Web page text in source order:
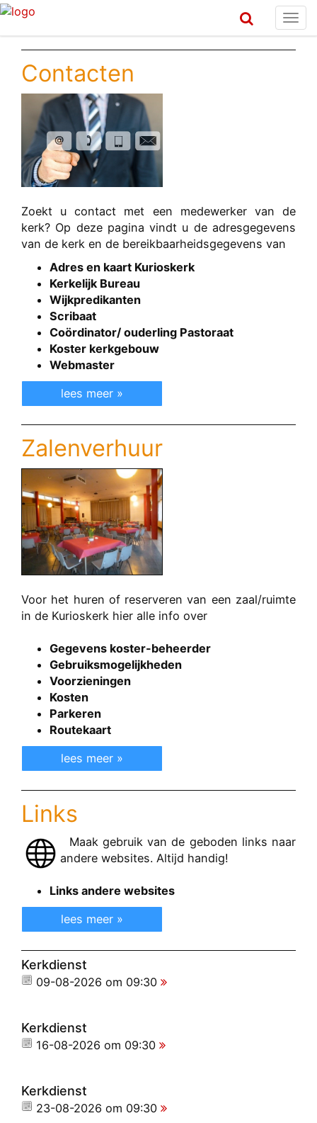
Contacten
Zoekt u contact met een medewerker van de
kerk? Op deze pagina vindt u de adresgegevens
van de kerk en de bereikbaarheidsgegevens van
Adres en kaart Kurioskerk
Kerkelijk Bureau
Wijkpredikanten
Scribaat
Coördinator/ ouderling Pastoraat
Koster kerkgebouw
Webmaster
lees meer »
Zalenverhuur
Voor het huren of reserveren van een zaal/ruimte
in de Kurioskerk hier alle info over
Gegevens koster-beheerder
Gebruiksmogelijkheden
Voorzieningen
Kosten
Parkeren
Routekaart
lees meer »
Links
Maak gebruik van de geboden links naar
andere websites. Altijd handig!
Links andere websites
lees meer »
Kerkdienst
09-08-2026 om 09:30
Kerkdienst
16-08-2026 om 09:30
Kerkdienst
23-08-2026 om 09:30